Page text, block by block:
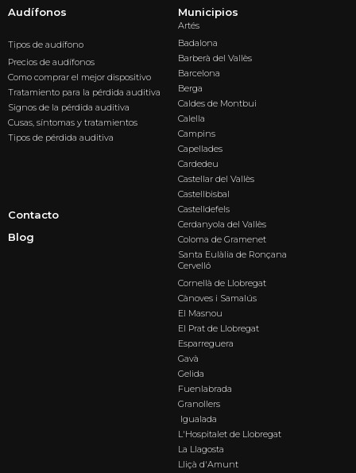
Audífonos
Tipos de audífono
Precios de audífonos
Como comprar el mejor dispositivo
Tratamiento para la pérdida auditiva
Signos de la pérdida auditiva
Cusas, síntomas y tratamientos
Tipos de pérdida auditiva
Contacto
Blog
Municipios
Artés
Badalona
Barberà del Vallès
Barcelona
Berga
Caldes de Montbui
Calella
Campins
Capellades
Cardedeu
Castellar del Vallès
Castellbisbal
Castelldefels
Cerdanyola del Vallès
Coloma de Gramenet
Santa Eulàlia de Ronçana
Cervelló
Cornellà de Llobregat
Cànoves i Samalús
El Masnou
El Prat de Llobregat
Esparreguera
Gavà
Gelida
Fuenlabrada
Granollers
Igualada
L'Hospitalet de Llobregat
La Llagosta
Lliçà d'Amunt